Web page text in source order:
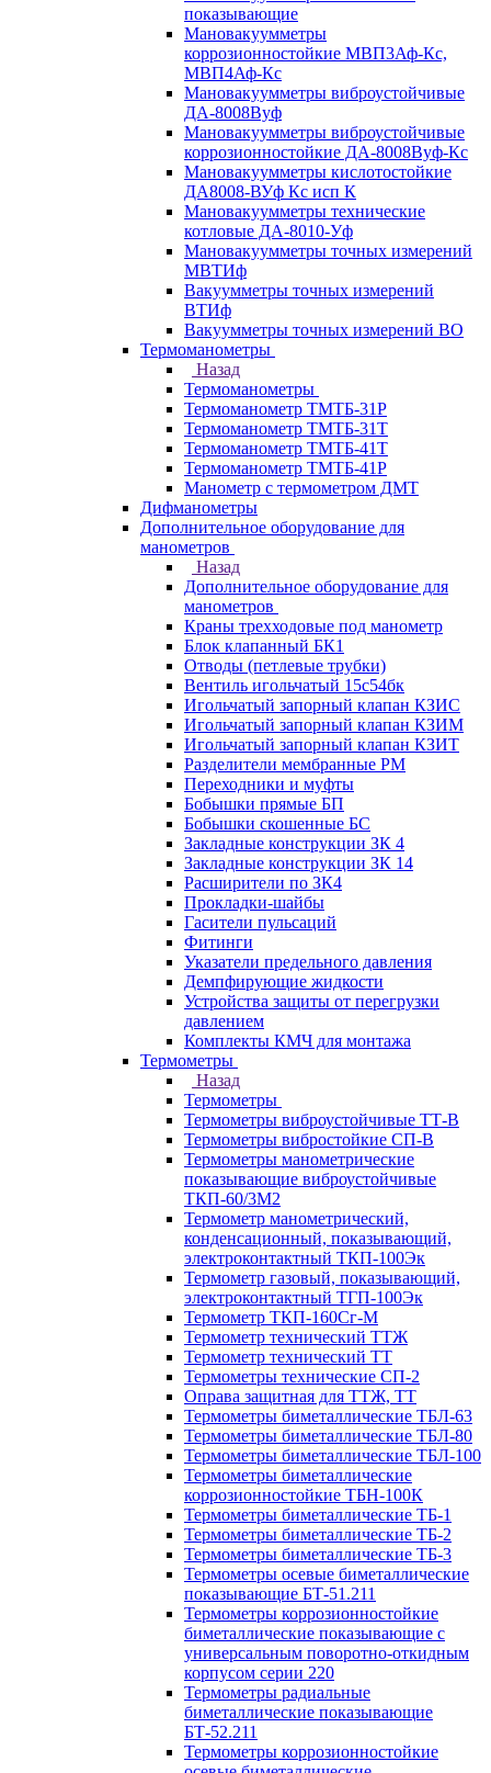
показывающие
Мановакуумметры
коррозионностойкие МВП3Аф-Кс,
МВП4Аф-Кс
Мановакуумметры виброустойчивые
ДА-8008Вуф
Мановакуумметры виброустойчивые
коррозионностойкие ДА-8008Вуф-Кс
Мановакуумметры кислотостойкие
ДА8008-ВУф Кс исп К
Мановакуумметры технические
котловые ДА-8010-Уф
Мановакуумметры точных измерений
МВТИф
Вакуумметры точных измерений
ВТИф
Вакуумметры точных измерений ВО
Термоманометры
Назад
Термоманометры
Термоманометр ТМТБ-31Р
Термоманометр ТМТБ-31Т
Термоманометр ТМТБ-41Т
Термоманометр ТМТБ-41Р
Манометр с термометром ДМТ
Дифманометры
Дополнительное оборудование для
манометров
Назад
Дополнительное оборудование для
манометров
Краны трехходовые под манометр
Блок клапанный БК1
Отводы (петлевые трубки)
Вентиль игольчатый 15с54бк
Игольчатый запорный клапан КЗИС
Игольчатый запорный клапан КЗИМ
Игольчатый запорный клапан КЗИТ
Разделители мембранные РМ
Переходники и муфты
Бобышки прямые БП
Бобышки скошенные БС
Закладные конструкции ЗК 4
Закладные конструкции ЗК 14
Расширители по ЗК4
Прокладки-шайбы
Гасители пульсаций
Фитинги
Указатели предельного давления
Демпфирующие жидкости
Устройства защиты от перегрузки
давлением
Комплекты КМЧ для монтажа
Термометры
Назад
Термометры
Термометры виброустойчивые ТТ-В
Термометры вибростойкие СП-В
Термометры манометрические
показывающие виброустойчивые
ТКП-60/3М2
Термометр манометрический,
конденсационный, показывающий,
электроконтактный ТКП-100Эк
Термометр газовый, показывающий,
электроконтактный ТГП-100Эк
Термометр ТКП-160Сг-М
Термометр технический ТТЖ
Термометр технический ТТ
Термометры технические СП-2
Оправа защитная для ТТЖ, ТТ
Термометры биметаллические ТБЛ-63
Термометры биметаллические ТБЛ-80
Термометры биметаллические ТБЛ-100
Термометры биметаллические
коррозионностойкие ТБН-100К
Термометры биметаллические ТБ-1
Термометры биметаллические ТБ-2
Термометры биметаллические ТБ-3
Термометры осевые биметаллические
показывающие БТ-51.211
Термометры коррозионностойкие
биметаллические показывающие с
универсальным поворотно-откидным
корпусом серии 220
Термометры радиальные
биметаллические показывающие
БТ-52.211
Термометры коррозионностойкие